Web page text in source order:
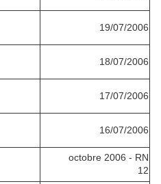
19/07/2006
18/07/2006
17/07/2006
16/07/2006
octobre 2006 - RN
12